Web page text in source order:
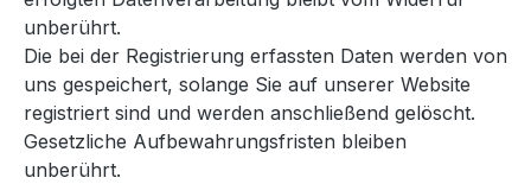
unberührt.
Die bei der Registrierung erfassten Daten werden von
uns gespeichert, solange Sie auf unserer Website
registriert sind und werden anschließend gelöscht.
Gesetzliche Aufbewahrungsfristen bleiben
unberührt.